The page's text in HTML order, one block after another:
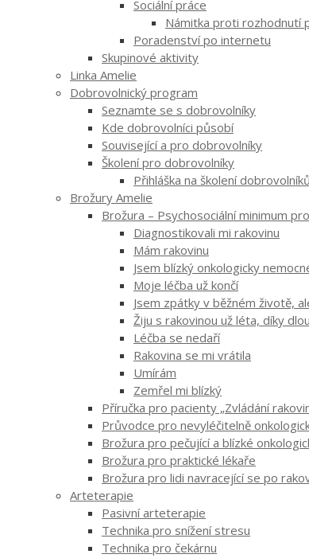
Sociální práce
Námitka proti rozhodnutí
Poradenství po internetu
Skupinové aktivity
Linka Amelie
Dobrovolnický program
Seznamte se s dobrovolníky
Kde dobrovolníci působí
Související a pro dobrovolníky
Školení pro dobrovolníky
Přihláška na školení dobrovolníků
Brožury Amelie
Brožura – Psychosociální minimum
Diagnostikovali mi rakovinu
Mám rakovinu
Jsem blízký onkologicky
Moje léčba už končí
Jsem zpátky v běžném životě,
Žiju s rakovinou už léta, díky
Léčba se nedaří
Rakovina se mi vrátila
Umírám
Zemřel mi blízký
Příručka pro pacienty „Zvládání
Průvodce pro nevyléčitelně
Brožura pro pečující a blízké
Brožura pro praktické lékaře
Brožura pro lidi navracející se po
Arteterapie
Pasivní arteterapie
Technika pro snížení stresu
Technika pro čekárnu